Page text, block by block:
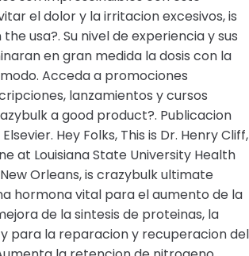
el dolor y la irritacion excesivos, is
usa?. Su nivel de experiencia y sus
en gran medida la dosis con la
Acceda a promociones
lanzamientos y cursos
a good product?. Publicacion
Hey Folks, This is Dr. Henry Cliff,
at Louisiana State University Health
Orleans, is crazybulk ultimate
hormona vital para el aumento de la
de la sintesis de proteinas, la
para la reparacion y recuperacion del